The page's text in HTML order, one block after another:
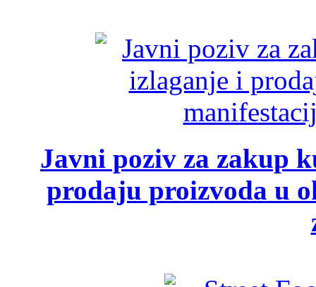
Javni poziv za zakup
prodaju proizvoda u